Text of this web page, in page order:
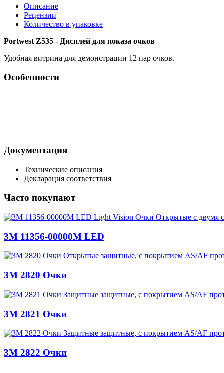
Описание
Рецензии
Количество в упаковке
Portwest Z535 - Дисплей для показа очков
Удобная витрина для демонстрации 12 пар очков.
Особенности
Документация
Технические описания
Декларация соответствия
Часто покупают
3M 11356-00000M LED
3M 2820 Очки
3M 2821 Очки
3M 2822 Очки